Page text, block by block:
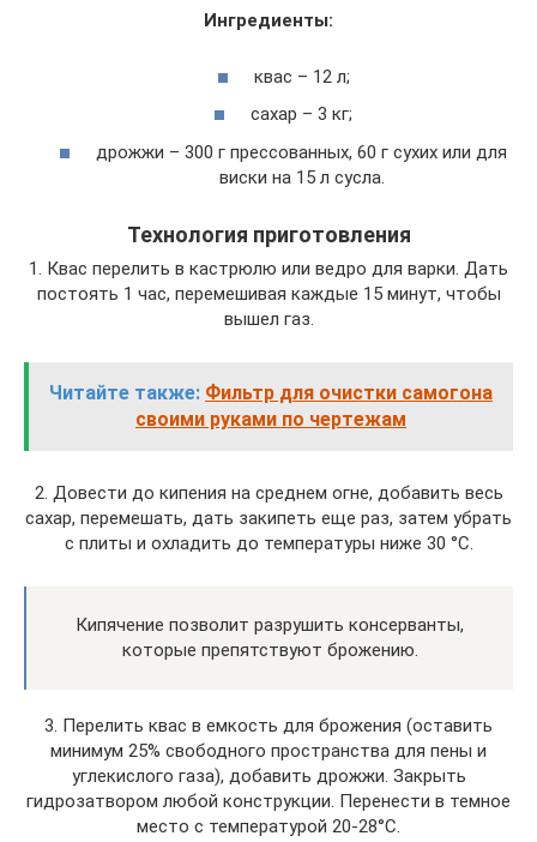
Ингредиенты:
квас – 12 л;
сахар – 3 кг;
дрожжи – 300 г прессованных, 60 г сухих или для
виски на 15 л сусла.
Технология приготовления
1. Квас перелить в кастрюлю или ведро для варки. Дать
постоять 1 час, перемешивая каждые 15 минут, чтобы
вышел газ.
Читайте также: Фильтр для очистки самогона
своими руками по чертежам
2. Довести до кипения на среднем огне, добавить весь
сахар, перемешать, дать закипеть еще раз, затем убрать
с плиты и охладить до температуры ниже 30 °C.
Кипячение позволит разрушить консерванты,
которые препятствуют брожению.
3. Перелить квас в емкость для брожения (оставить
минимум 25% свободного пространства для пены и
углекислого газа), добавить дрожжи. Закрыть
гидрозатвором любой конструкции. Перенести в темное
место с температурой 20-28°C.